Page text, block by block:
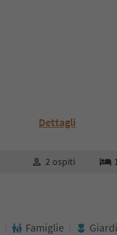
Dettagli
2 ospiti
Famiglie